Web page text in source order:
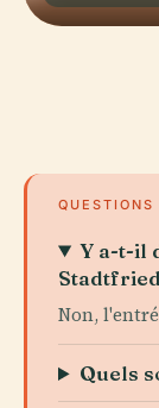
QUESTIONS
Y a-t-il
Non,
Quels